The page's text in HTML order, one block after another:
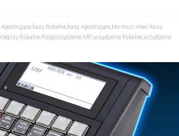
rejestrująca, kasy fiskalne, kasy rejestrujące, kto musi mieć kasę
fiskalne, Rozporządzenie MF,urządzenia fiskalne,urządzenie